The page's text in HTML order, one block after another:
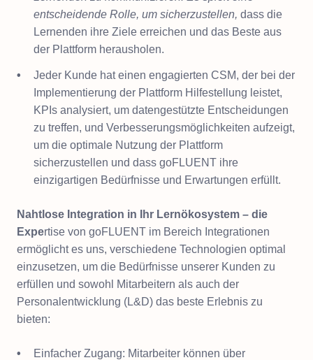
entscheidende Rolle, um sicherzustellen, dass die
Lernenden ihre Ziele erreichen und das Beste aus
der Plattform herausholen.
Jeder Kunde hat einen engagierten CSM, der bei der
Implementierung der Plattform Hilfestellung leistet,
KPIs analysiert, um datengestützte Entscheidungen
zu treffen, und Verbesserungsmöglichkeiten aufzeigt,
um die optimale Nutzung der Plattform
sicherzustellen und dass goFLUENT ihre
einzigartigen Bedürfnisse und Erwartungen erfüllt.
Nahtlose Integration in Ihr Lernökosystem – die
Expertise von goFLUENT im Bereich Integrationen
ermöglicht es uns, verschiedene Technologien optimal
einzusetzen, um die Bedürfnisse unserer Kunden zu
erfüllen und sowohl Mitarbeitern als auch der
Personalentwicklung (L&D) das beste Erlebnis zu
bieten:
Einfacher Zugang: Mitarbeiter können über